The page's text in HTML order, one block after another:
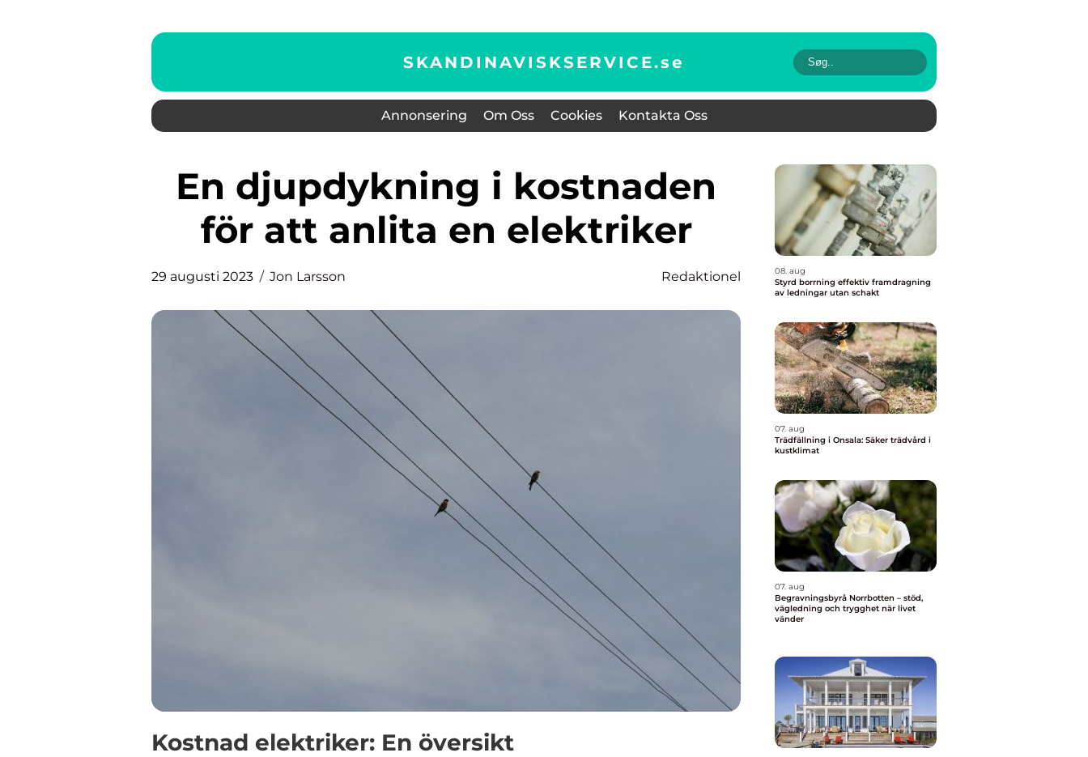
SKANDINAVISKSERVICE.se
Annonsering Om Oss Cookies Kontakta Oss
En djupdykning i kostnaden
för att anlita en elektriker
29 augusti 2023 Jon Larsson Redaktionel
Kostnad elektriker: En översikt
08. aug
Styrd borrning effektiv framdragning
av ledningar utan schakt
07. aug
Trädfällning i Onsala: Säker trädvård i
kustklimat
07. aug
Begravningsbyrå Norrbotten – stöd,
vägledning och trygghet när livet
vänder